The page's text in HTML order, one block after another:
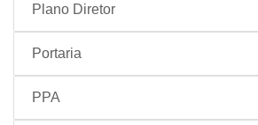
Plano Diretor
Portaria
PPA